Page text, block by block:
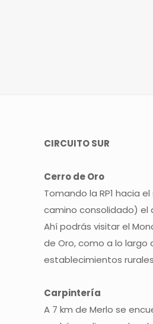
CIRCUITO SUR
Cerro de Oro
Tomando la RP1 hacia
camino consolidado) el
Ahí podrás visitar el
de Oro, como a lo
establecimientos
Carpintería
A 7 km de Merlo se